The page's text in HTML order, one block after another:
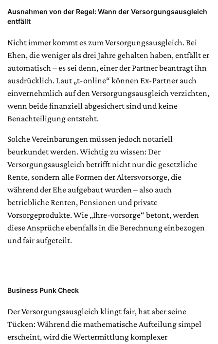
Ausnahmen von der Regel: Wann der Versorgungsausgleich
entfällt
Nicht immer kommt es zum Versorgungsausgleich. Bei
Ehen, die weniger als drei Jahre gehalten haben, entfällt er
automatisch – es sei denn, einer der Partner beantragt ihn
ausdrücklich. Laut „t-online“ können Ex-Partner auch
einvernehmlich auf den Versorgungsausgleich verzichten,
wenn beide finanziell abgesichert sind und keine
Benachteiligung entsteht.
Solche Vereinbarungen müssen jedoch notariell
beurkundet werden. Wichtig zu wissen: Der
Versorgungsausgleich betrifft nicht nur die gesetzliche
Rente, sondern alle Formen der Altersvorsorge, die
während der Ehe aufgebaut wurden – also auch
betriebliche Renten, Pensionen und private
Vorsorgeprodukte. Wie „Ihre-vorsorge“ betont, werden
diese Ansprüche ebenfalls in die Berechnung einbezogen
und fair aufgeteilt.
Business Punk Check
Der Versorgungsausgleich klingt fair, hat aber seine
Tücken: Während die mathematische Aufteilung simpel
erscheint, wird die Wertermittlung komplexer